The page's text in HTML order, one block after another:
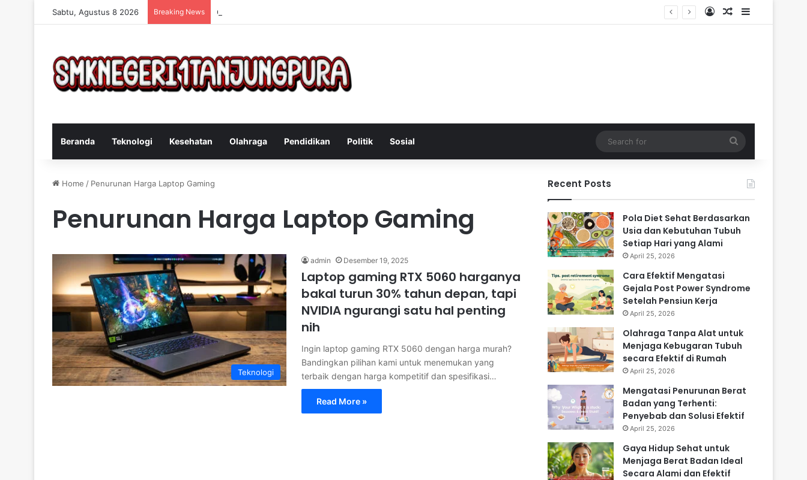
Sabtu, Agustus 8 2026 Breaking News Cara Efektif Mengatasi Gejala Post Power Syndrome Setelah Pensiun Kerja Log InRandom Article
Sidebar
Beranda Teknologi Kesehatan Olahraga Pendidikan Politik Sosial
for
Home / Penurunan Harga Laptop Gaming
Penurunan Harga Laptop Gaming
Teknologi
admin Desember 19, 2025
Laptop gaming RTX 5060 harganya
bakal turun 30% tahun depan, tapi
NVIDIA ngurangi satu hal penting
nih
Ingin laptop gaming RTX 5060 dengan harga murah?
Bandingkan pilihan kami untuk menemukan yang
terbaik dengan harga kompetitif dan spesifikasi…
Read More »
Recent Posts
Pola Diet Sehat Berdasarkan
Usia dan Kebutuhan Tubuh
Setiap Hari yang Alami
April 25, 2026
Cara Efektif Mengatasi
Gejala Post Power Syndrome
Setelah Pensiun Kerja
April 25, 2026
Olahraga Tanpa Alat untuk
Menjaga Kebugaran Tubuh
secara Efektif di Rumah
April 25, 2026
Mengatasi Penurunan Berat
Badan yang Terhenti:
Penyebab dan Solusi Efektif
April 25, 2026
Gaya Hidup Sehat untuk
Menjaga Berat Badan Ideal
Secara Alami dan Efektif